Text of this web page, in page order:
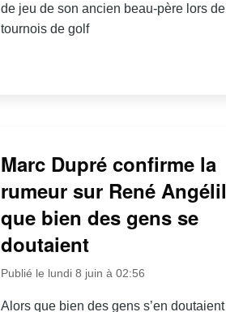
de jeu de son ancien beau-père lors de
tournois de golf
Marc Dupré confirme la
rumeur sur René Angélil
que bien des gens se
doutaient
Publié le lundi 8 juin à 02:56
Alors que bien des gens s’en doutaient